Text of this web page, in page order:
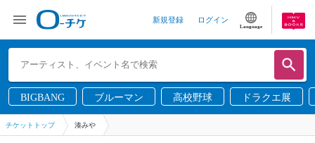
新規登録 ログイン
Language
BIGBANG ブルーマン 高校野球 ドラクエ展
チケットトップ 湊みや